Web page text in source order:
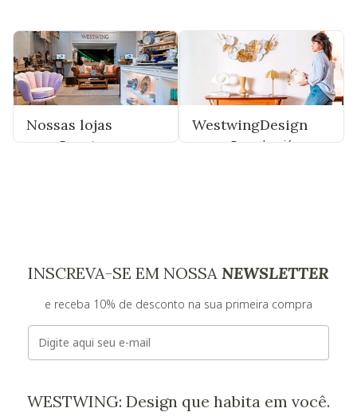
Nossas lojas
Encontre uma
WestwingDesign
Descubra já
INSCREVA-SE EM NOSSA NEWSLETTER
e receba 10% de desconto na sua primeira compra
WESTWING: Design que habita em você.